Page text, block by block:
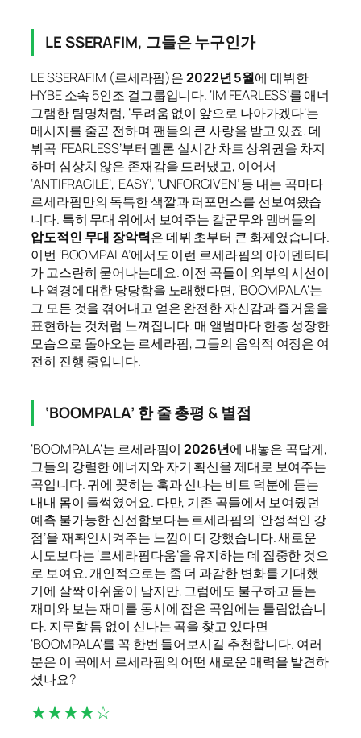
LE SSERAFIM, 그들은 누구인가
LE SSERAFIM (르세라핌)은2022년 5월에 데뷔한
HYBE 소속 5인조 걸그룹입니다. ‘IM FEARLESS’를 애너
그램한 팀명처럼, ‘두려움 없이 앞으로 나아가겠다’는
메시지를 줄곧 전하며 팬들의 큰 사랑을 받고 있죠. 데
뷔곡 ‘FEARLESS’부터 멜론 실시간 차트 상위권을 차지
하며 심상치 않은 존재감을 드러냈고, 이어서
‘ANTIFRAGILE’, ‘EASY’, ‘UNFORGIVEN’ 등 내는 곡마다
르세라핌만의 독특한 색깔과 퍼포먼스를 선보여왔습
니다. 특히 무대 위에서 보여주는 칼군무와 멤버들의
압도적인 무대 장악력은 데뷔 초부터 큰 화제였습니다.
이번 ‘BOOMPALA’에서도 이런 르세라핌의 아이덴티티
가 고스란히 묻어나는데요. 이전 곡들이 외부의 시선이
나 역경에 대한 당당함을 노래했다면, ‘BOOMPALA’는
그 모든 것을 겪어내고 얻은 완전한 자신감과 즐거움을
표현하는 것처럼 느껴집니다. 매 앨범마다 한층 성장한
모습으로 돌아오는 르세라핌, 그들의 음악적 여정은 여
전히 진행 중입니다.
‘BOOMPALA’ 한 줄 총평 & 별점
‘BOOMPALA’는 르세라핌이2026년에 내놓은 곡답게,
그들의 강렬한 에너지와 자기 확신을 제대로 보여주는
곡입니다. 귀에 꽂히는 훅과 신나는 비트 덕분에 듣는
내내 몸이 들썩였어요. 다만, 기존 곡들에서 보여줬던
예측 불가능한 신선함보다는 르세라핌의 ‘안정적인 강
점’을 재확인시켜주는 느낌이 더 강했습니다. 새로운
시도보다는 ‘르세라핌다움’을 유지하는 데 집중한 것으
로 보여요. 개인적으로는 좀 더 과감한 변화를 기대했
기에 살짝 아쉬움이 남지만, 그럼에도 불구하고 듣는
재미와 보는 재미를 동시에 잡은 곡임에는 틀림없습니
다. 지루할 틈 없이 신나는 곡을 찾고 있다면
‘BOOMPALA’를 꼭 한번 들어보시길 추천합니다. 여러
분은 이 곡에서 르세라핌의 어떤 새로운 매력을 발견하
셨나요?
★★★★☆